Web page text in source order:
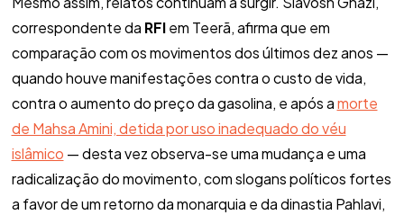
correspondente da RFIem Teerã, afirma que em
comparação com os movimentos dos últimos dez anos —
quando houve manifestações contra o custo de vida,
contra o aumento do preço da gasolina, e após amorte
de Mahsa Amini, detida por uso inadequado do véu
islâmico — desta vez observa-se uma mudança e uma
radicalização do movimento, com slogans políticos fortes
a favor de um retorno da monarquia e da dinastia Pahlavi,